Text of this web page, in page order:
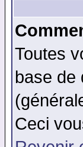
Toutes
base de
Ceci